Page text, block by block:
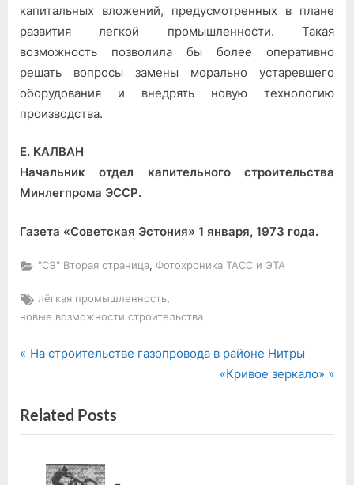
капитальных вложений, предусмотренных в плане
развития легкой промышленности. Такая
возможность позволила бы более оперативно
решать вопросы замены морально устаревшего
оборудования и внедрять новую технологию
производства.
Е. КАЛВАН
Начальник отдел капительного строительства
Минлегпрома ЭССР.
Газета «Советская Эстония» 1 января, 1973 года.
"СЭ" Вторая страница, Фотохроника ТАСС и ЭТА
Tags:
лёгкая промышленность,
новые возможности строительства
Навигация
записям
P
v
i
На строительстве газопровода в районе Нитры
N
t
«Кривое зеркало»
Related Posts